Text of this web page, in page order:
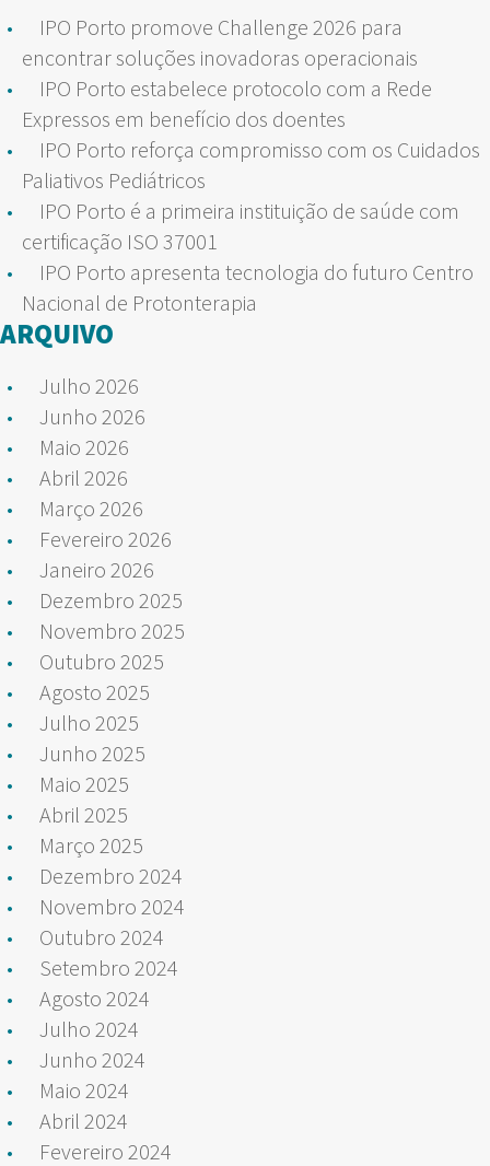
IPO Porto promove Challenge 2026 para
encontrar soluções inovadoras operacionais
IPO Porto estabelece protocolo com a Rede
Expressos em benefício dos doentes
IPO Porto reforça compromisso com os Cuidados
Paliativos Pediátricos
IPO Porto é a primeira instituição de saúde com
certificação ISO 37001
IPO Porto apresenta tecnologia do futuro Centro
Nacional de Protonterapia
ARQUIVO
Julho 2026
Junho 2026
Maio 2026
Abril 2026
Março 2026
Fevereiro 2026
Janeiro 2026
Dezembro 2025
Novembro 2025
Outubro 2025
Agosto 2025
Julho 2025
Junho 2025
Maio 2025
Abril 2025
Março 2025
Dezembro 2024
Novembro 2024
Outubro 2024
Setembro 2024
Agosto 2024
Julho 2024
Junho 2024
Maio 2024
Abril 2024
Fevereiro 2024